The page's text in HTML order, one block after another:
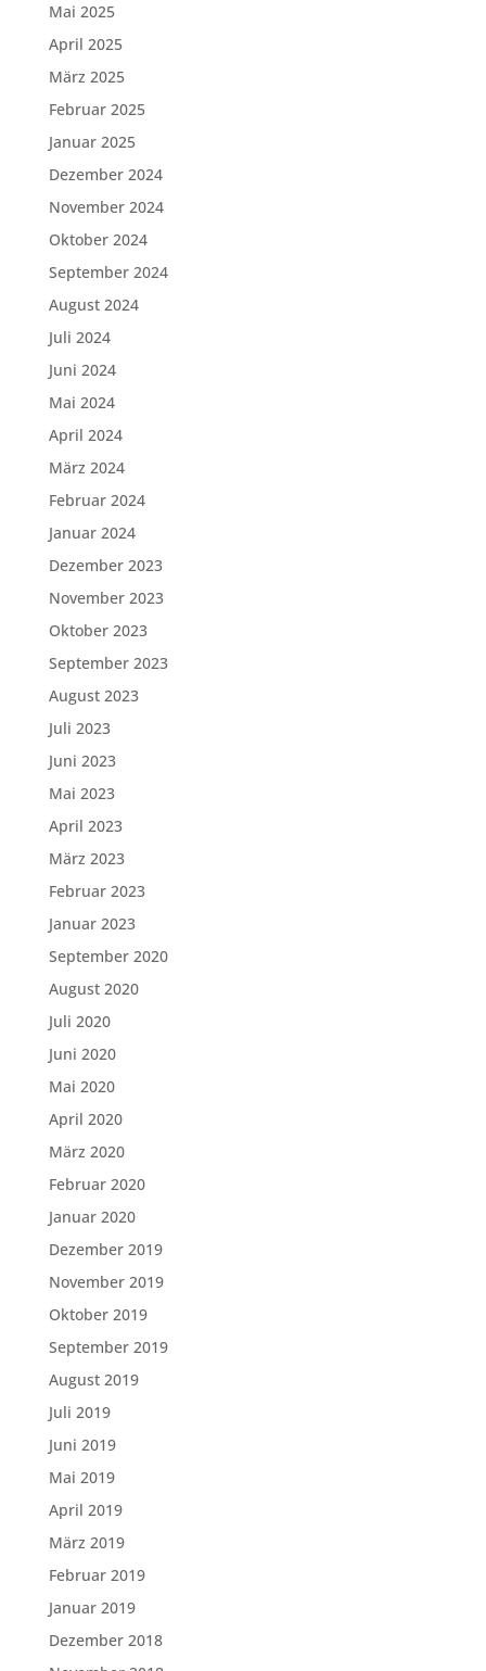
Mai 2025
April 2025
März 2025
Februar 2025
Januar 2025
Dezember 2024
November 2024
Oktober 2024
September 2024
August 2024
Juli 2024
Juni 2024
Mai 2024
April 2024
März 2024
Februar 2024
Januar 2024
Dezember 2023
November 2023
Oktober 2023
September 2023
August 2023
Juli 2023
Juni 2023
Mai 2023
April 2023
März 2023
Februar 2023
Januar 2023
September 2020
August 2020
Juli 2020
Juni 2020
Mai 2020
April 2020
März 2020
Februar 2020
Januar 2020
Dezember 2019
November 2019
Oktober 2019
September 2019
August 2019
Juli 2019
Juni 2019
Mai 2019
April 2019
März 2019
Februar 2019
Januar 2019
Dezember 2018